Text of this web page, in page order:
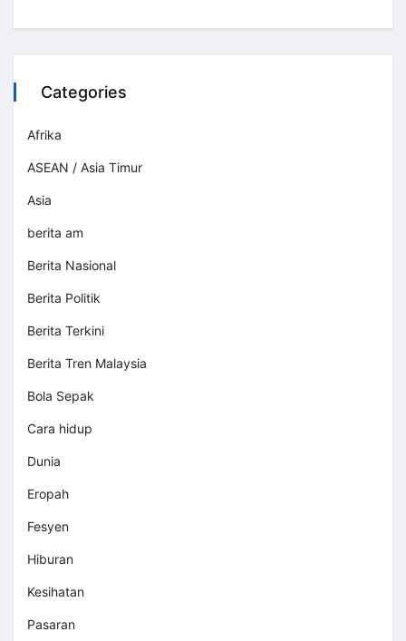
Categories
Afrika
ASEAN / Asia Timur
Asia
berita am
Berita Nasional
Berita Politik
Berita Terkini
Berita Tren Malaysia
Bola Sepak
Cara hidup
Dunia
Eropah
Fesyen
Hiburan
Kesihatan
Pasaran